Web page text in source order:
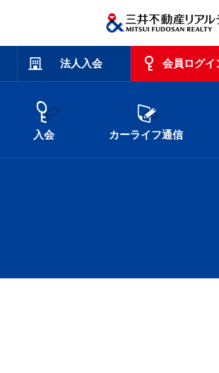
法人入会 会員ログイ
入会 カーライフ通信